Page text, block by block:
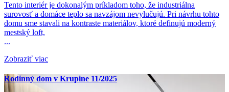
Tento interiér je dokonalým príkladom toho, že industriálna
surovosť a domáce teplo sa navzájom nevylučujú. Pri návrhu tohto
domu sme stavali na kontraste materiálov, ktoré definujú moderný
mestský loft,
...
Zobraziť viac
Rodinný dom v Krupine 11/2025